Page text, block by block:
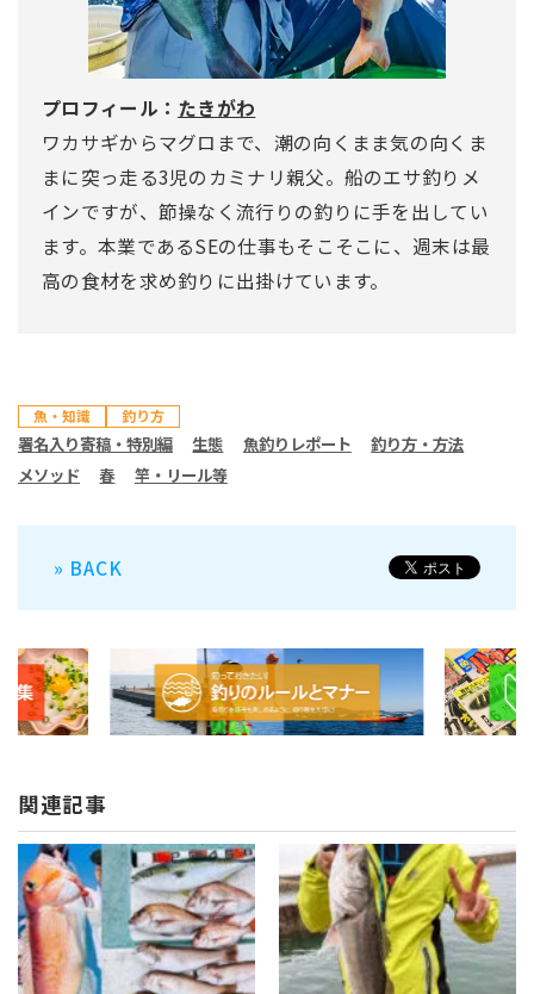
プロフィール： たきがわ
ワカサギからマグロまで、潮の向くまま気の向くま
まに突っ走る3児のカミナリ親父。船のエサ釣りメ
インですが、節操なく流行りの釣りに手を出してい
ます。本業であるSEの仕事もそこそこに、週末は最
高の食材を求め釣りに出掛けています。
魚・知識 釣り方
署名入り寄稿・特別編 生態 魚釣りレポート
釣り方・方法
メソッド
春 竿・リール等
» BACK
関連記事